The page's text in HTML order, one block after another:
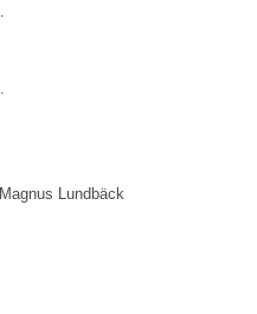
Lundbäck